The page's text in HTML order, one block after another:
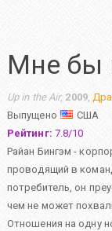
Мне бы
Up in the Air, 2009,
Выпущено
США
Рейтинг: 7.8/10
Райан Бингэм -
проводящий в
потребитель, он
чем не может
Отношения на одну